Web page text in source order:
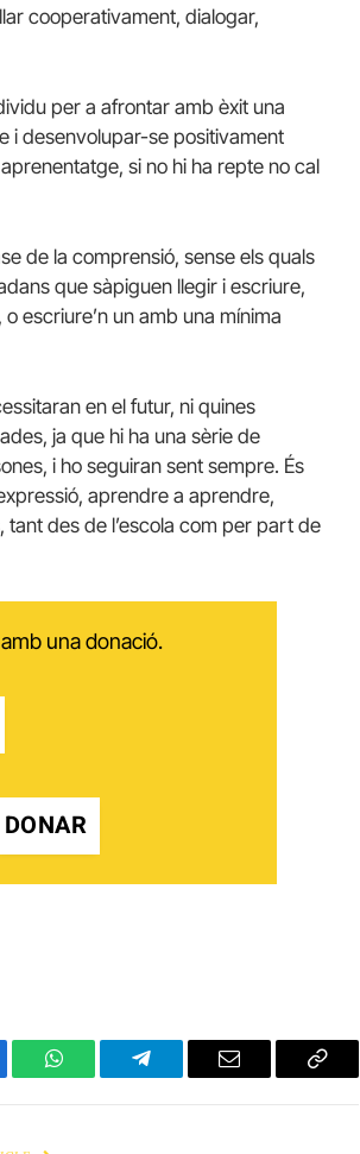
cooperativament, dialogar,
per a afrontar amb èxit una
i desenvolupar-se positivament
si no hi ha repte no cal
de la comprensió, sense els quals
que sàpiguen llegir i escriure,
escriure’n un amb una mínima
en el futur, ni quines
ja que hi ha una sèrie de
i ho seguiran sent sempre. És
aprendre a aprendre,
des de l’escola com per part de
una donació.
DONAR
WhatsAppTelegram Email
Copy